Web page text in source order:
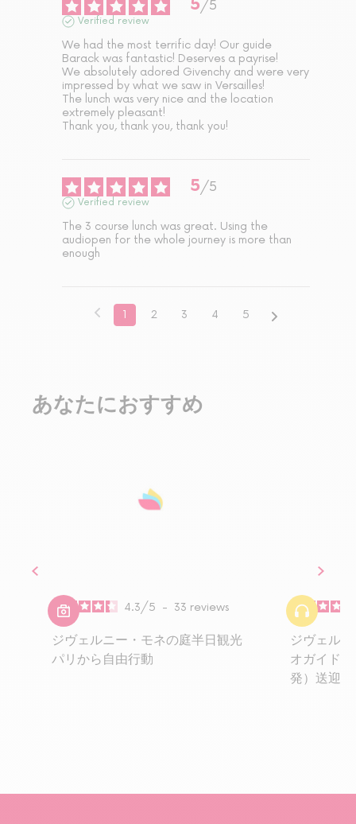
5/5
Verified review
We had the most terrific day! Our guide
Barack was fantastic! Deserves a payrise!
We absolutely adored Givenchy and were very
impressed by what we saw in Versailles!
The lunch was very nice and the location
extremely pleasant!
Thank you, thank you, thank you!
5/5
Verified review
The 3 course lunch was great. Using the
audiopen for the whole journey is more than
enough
1 2 3 4 5
あなたにおすすめ
4.3/5 - 33 reviews
ジヴェルニー・モネの庭半日観光
パリから自由行動
ジヴェル
オガイド
発）送迎